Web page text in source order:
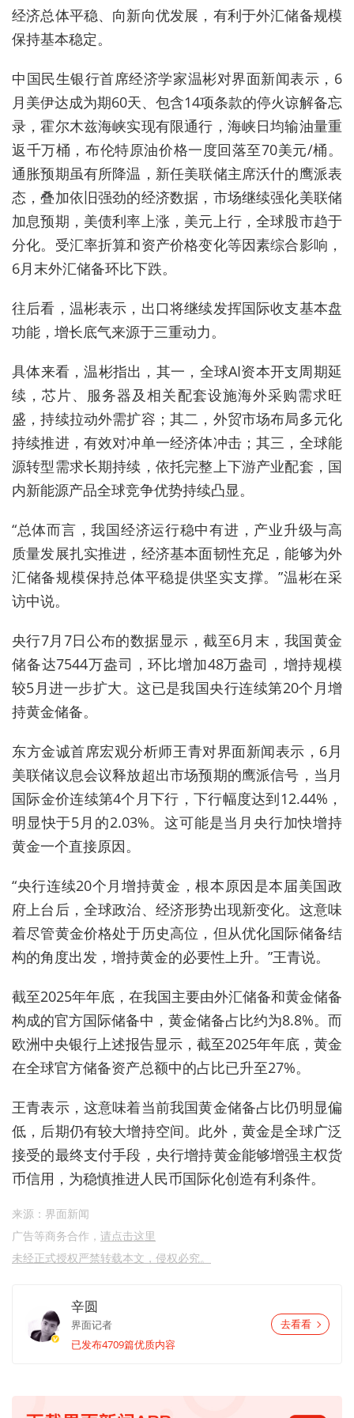
经济总体平稳、向新向优发展，有利于外汇储备规模
保持基本稳定。
中国民生银行首席经济学家温彬对界面新闻表示，6
月美伊达成为期60天、包含14项条款的停火谅解备忘
录，霍尔木兹海峡实现有限通行，海峡日均输油量重
返千万桶，布伦特原油价格一度回落至70美元/桶。
通胀预期虽有所降温，新任美联储主席沃什的鹰派表
态，叠加依旧强劲的经济数据，市场继续强化美联储
加息预期，美债利率上涨，美元上行，全球股市趋于
分化。受汇率折算和资产价格变化等因素综合影响，
6月末外汇储备环比下跌。
往后看，温彬表示，出口将继续发挥国际收支基本盘
功能，增长底气来源于三重动力。
具体来看，温彬指出，其一，全球AI资本开支周期延
续，芯片、服务器及相关配套设施海外采购需求旺
盛，持续拉动外需扩容；其二，外贸市场布局多元化
持续推进，有效对冲单一经济体冲击；其三，全球能
源转型需求长期持续，依托完整上下游产业配套，国
内新能源产品全球竞争优势持续凸显。
“总体而言，我国经济运行稳中有进，产业升级与高
质量发展扎实推进，经济基本面韧性充足，能够为外
汇储备规模保持总体平稳提供坚实支撑。”温彬在采
访中说。
央行7月7日公布的数据显示，截至6月末，我国黄金
储备达7544万盎司，环比增加48万盎司，增持规模
较5月进一步扩大。这已是我国央行连续第20个月增
持黄金储备。
东方金诚首席宏观分析师王青对界面新闻表示，6月
美联储议息会议释放超出市场预期的鹰派信号，当月
国际金价连续第4个月下行，下行幅度达到12.44%，
明显快于5月的2.03%。这可能是当月央行加快增持
黄金一个直接原因。
“央行连续20个月增持黄金，根本原因是本届美国政
府上台后，全球政治、经济形势出现新变化。这意味
着尽管黄金价格处于历史高位，但从优化国际储备结
构的角度出发，增持黄金的必要性上升。”王青说。
截至2025年年底，在我国主要由外汇储备和黄金储备
构成的官方国际储备中，黄金储备占比约为8.8%。而
欧洲中央银行上述报告显示，截至2025年年底，黄金
在全球官方储备资产总额中的占比已升至27%。
王青表示，这意味着当前我国黄金储备占比仍明显偏
低，后期仍有较大增持空间。此外，黄金是全球广泛
接受的最终支付手段，央行增持黄金能够增强主权货
币信用，为稳慎推进人民币国际化创造有利条件。
来源：界面新闻
广告等商务合作， 请点击这里
未经正式授权严禁转载本文，侵权必究。
辛圆
界面记者
已发布4709篇优质内容
去看看